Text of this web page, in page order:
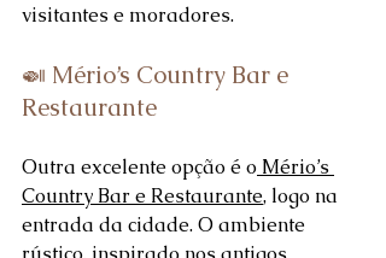
visitantes e moradores.
🍛 Mério’s Country Bar e
Restaurante
Outra excelente opção é o Mério’s
Country Bar e Restaurante, logo na
entrada da cidade. O ambiente